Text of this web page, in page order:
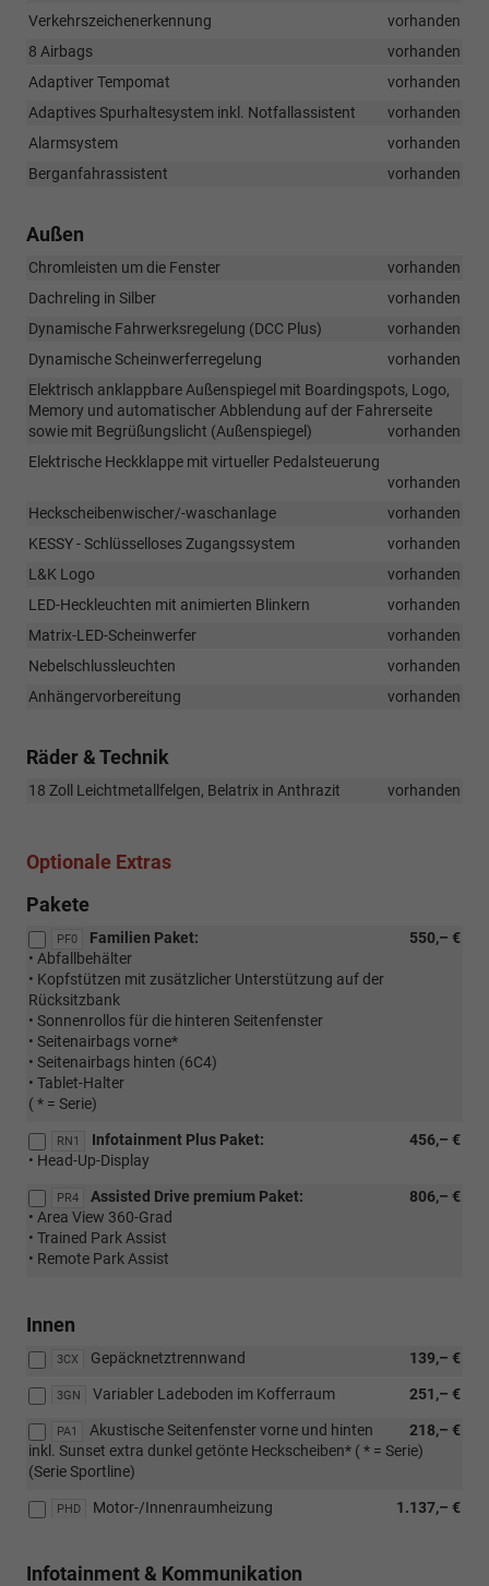
Verkehrszeichenerkennung
vorhanden
8 Airbags
vorhanden
Adaptiver Tempomat
vorhanden
Adaptives Spurhaltesystem inkl. Notfallassistent
vorhanden
Alarmsystem
vorhanden
Berganfahrassistent
vorhanden
Außen
Chromleisten um die Fenster
vorhanden
Dachreling in Silber
vorhanden
Dynamische Fahrwerksregelung (DCC Plus)
vorhanden
Dynamische Scheinwerferregelung
vorhanden
Elektrisch anklappbare Außenspiegel mit Boardingspots, Logo,
Memory und automatischer Abblendung auf der Fahrerseite
sowie mit Begrüßungslicht (Außenspiegel)
vorhanden
Elektrische Heckklappe mit virtueller Pedalsteuerung
vorhanden
Heckscheibenwischer/-waschanlage
vorhanden
KESSY - Schlüsselloses Zugangssystem
vorhanden
L&K Logo
vorhanden
LED-Heckleuchten mit animierten Blinkern
vorhanden
Matrix-LED-Scheinwerfer
vorhanden
Nebelschlussleuchten
vorhanden
Anhängervorbereitung
vorhanden
Räder & Technik
18 Zoll Leichtmetallfelgen, Belatrix in Anthrazit vorhanden
Optionale Extras
Pakete
PF0 550,– €
Familien Paket:
• Abfallbehälter
• Kopfstützen mit zusätzlicher Unterstützung auf der
Rücksitzbank
• Sonnenrollos für die hinteren Seitenfenster
• Seitenairbags vorne*
• Seitenairbags hinten (6C4)
• Tablet-Halter
( * = Serie)
RN1 456,– €
Infotainment Plus Paket:
• Head-Up-Display
PR4 806,– €
Assisted Drive premium Paket:
• Area View 360-Grad
• Trained Park Assist
• Remote Park Assist
Innen
3CX 139,– €
Gepäcknetztrennwand
3GN 251,– €
Variabler Ladeboden im Kofferraum
PA1 218,– €
Akustische Seitenfenster vorne und hinten
inkl. Sunset extra dunkel getönte Heckscheiben* ( * = Serie)
(Serie Sportline)
PHD 1.137,– €
Motor-/Innenraumheizung
Infotainment & Kommunikation